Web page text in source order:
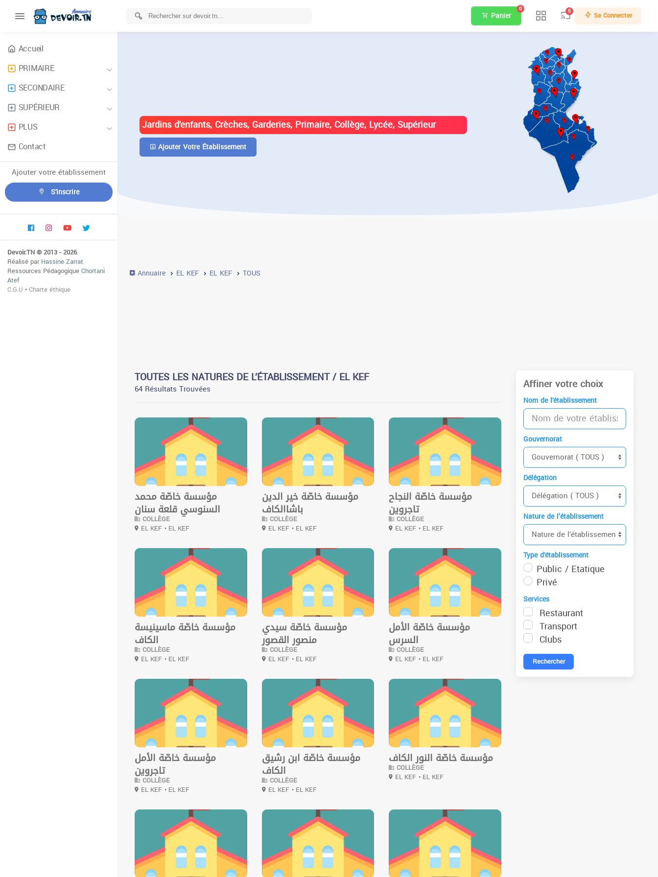
Accueil
PRIMAIRE
SECONDAIRE
SUPÉRIEUR
PLUS
Contact
Ajouter votre établissement
S'inscrire
Devoir.TN © 2013 - 2026.
Réalisé parHassine Zarrat
Ressources PédagogiqueChortani
Atef
C.G.U •Charte éthique
Panier
0 5 Se Connecter
Jardins d'enfants, Crèches, Garderies, Primaire, Collège, Lycée, Supérieur
Ajouter Votre Établissement
Annuaire EL KEF EL KEF TOUS
TOUTES LES NATURES DE L’ÉTABLISSEMENT / EL KEF
64 Résultats Trouvées
مؤسسة خاصّة محمد
السنوسي قلعة سنان
COLLÈGE
EL KEF • EL KEF
مؤسسة خاصّة خير الدين
باشاالكاف
COLLÈGE
EL KEF • EL KEF
مؤسسة خاصّة النجاح
تاجروين
COLLÈGE
EL KEF • EL KEF
مؤسسة خاصّة ماسينيسة
الكاف
COLLÈGE
EL KEF • EL KEF
مؤسسة خاصّة سيدي
منصور القصور
COLLÈGE
EL KEF • EL KEF
مؤسسة خاصّة الأمل
السرس
COLLÈGE
EL KEF • EL KEF
مؤسسة خاصّة الأمل
تاجروين
COLLÈGE
EL KEF • EL KEF
مؤسسة خاصّة ابن رشيق
الكاف
COLLÈGE
EL KEF • EL KEF
مؤسسة خاصّة النور الكاف
COLLÈGE
EL KEF • EL KEF
Affiner votre choix
Nom de l'établissement
Gouvernorat
Délégation
Nature de l’établissement
Type d'établissement
Public / Etatique
Privé
Services
Restaurant
Transport
Clubs
Rechercher